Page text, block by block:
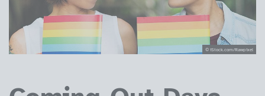
© iStock.com/Rawpixel